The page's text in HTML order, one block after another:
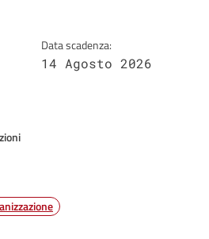
Data scadenza:
14 Agosto 2026